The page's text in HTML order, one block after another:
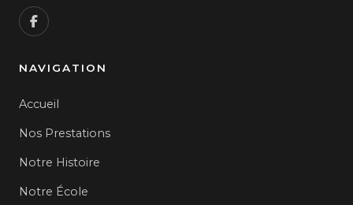
NAVIGATION
Accueil
Nos Prestations
Notre Histoire
Notre École